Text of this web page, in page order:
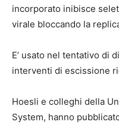
incorporato inibisce
virale bloccando la
E’ usato nel tentativo di
interventi di escissione
Hoesli e colleghi della
System, hanno